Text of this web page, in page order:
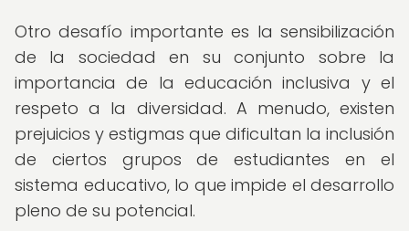
Otro desafío importante es la sensibilización
de la sociedad en su conjunto sobre la
importancia de la educación inclusiva y el
respeto a la diversidad. A menudo, existen
prejuicios y estigmas que dificultan la inclusión
de ciertos grupos de estudiantes en el
sistema educativo, lo que impide el desarrollo
pleno de su potencial.